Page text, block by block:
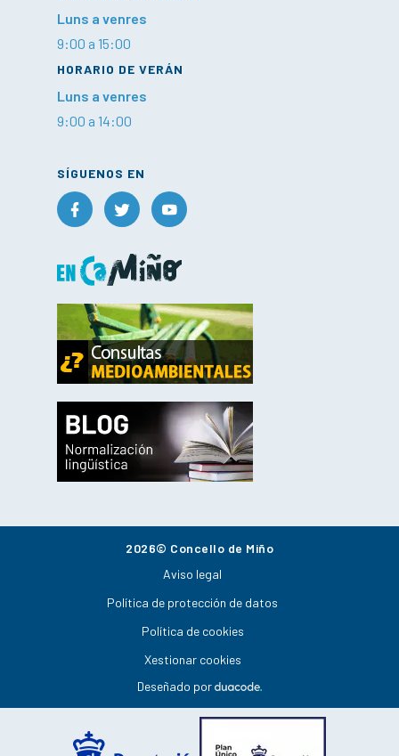
Luns a venres
9:00 a 15:00
HORARIO DE VERÁN
Luns a venres
9:00 a 14:00
SÍGUENOS EN
2026© Concello de Miño
Aviso legal
Política de protección de datos
Política de cookies
Xestionar cookies
Deseñado por